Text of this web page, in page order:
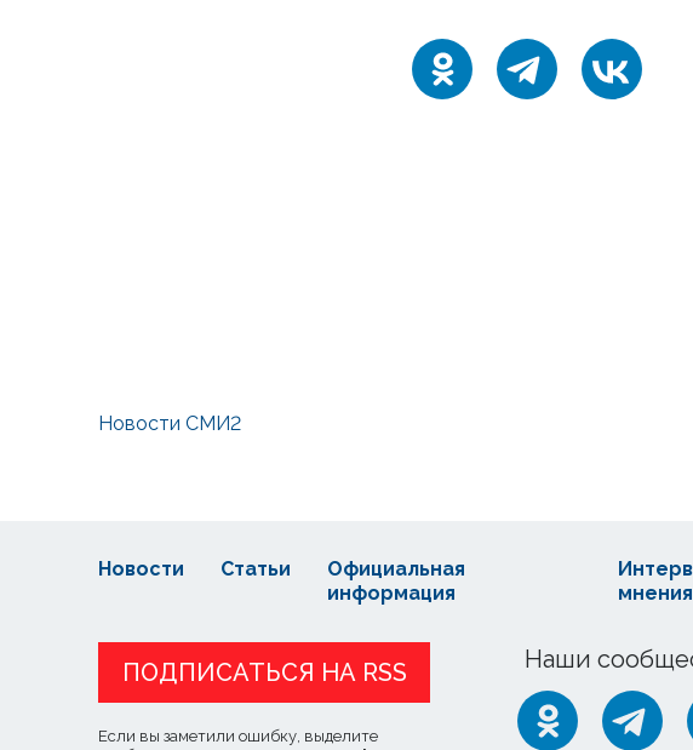
Новости СМИ2
Наши
ПОДПИСАТЬСЯ НА RSS
Если вы заметили ошибку, выделите
Новости Статьи
Официальная
информация
мнения